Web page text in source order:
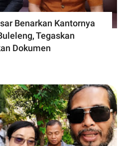
Benarkan Kantornya
Tegaskan
Dokumen